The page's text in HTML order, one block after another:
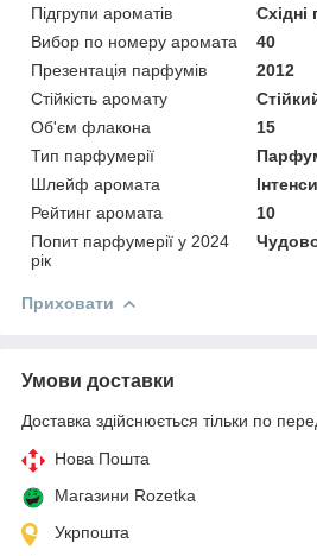
Підгрупи ароматів
Східні
Вибор по номеру аромата
40
Презентація парфумів
2012
Стійкість аромату
Об'єм флакона
15
Тип парфумерії
Шлейф аромата
Рейтинг аромата
10
Попит парфумерії у 2024
рік
Приховати
Умови доставки
Доставка здійснюється тільки по
Нова Пошта
Магазини Rozetka
Укрпошта